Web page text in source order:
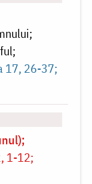
17, 26-37
1-12